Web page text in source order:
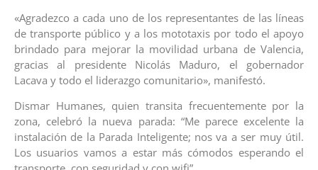
«Agradezco a cada uno de los representantes de las líneas
de transporte público y a los mototaxis por todo el apoyo
brindado para mejorar la movilidad urbana de Valencia,
gracias al presidente Nicolás Maduro, el gobernador
Lacava y todo el liderazgo comunitario», manifestó.
Dismar Humanes, quien transita frecuentemente por la
zona, celebró la nueva parada: “Me parece excelente la
instalación de la Parada Inteligente; nos va a ser muy útil.
Los usuarios vamos a estar más cómodos esperando el